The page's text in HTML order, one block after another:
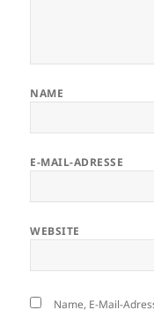
NAME
E-MAIL-ADRESSE
WEBSITE
Name, E-Mail-